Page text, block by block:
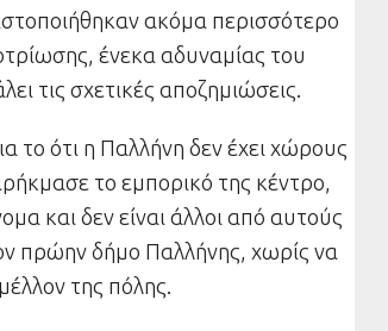
ακόμα περισσότερο
ένεκα αδυναμίας του
τις σχετικές αποζημιώσεις.
το ότι η Παλλήνη δεν έχει χώρους
το εμπορικό της κέντρο,
και δεν είναι άλλοι από αυτούς
πρώην δήμο Παλλήνης, χωρίς να
της πόλης.